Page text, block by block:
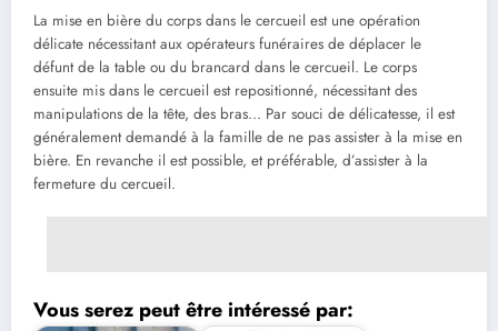
La mise en bière du corps dans le cercueil est une opération
délicate nécessitant aux opérateurs funéraires de déplacer le
défunt de la table ou du brancard dans le cercueil. Le corps
ensuite mis dans le cercueil est repositionné, nécessitant des
manipulations de la tête, des bras… Par souci de délicatesse, il est
généralement demandé à la famille de ne pas assister à la mise en
bière. En revanche il est possible, et préférable, d’assister à la
fermeture du cercueil.
Vous serez peut être intéressé par: